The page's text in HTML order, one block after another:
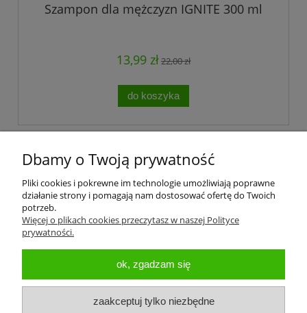
Szampon dla mężczyzn IGNITE 300 ml
13,99 zł22,00 zł
do koszyka
Pomoc
Koszty dostawy
Dbamy o Twoją prywatność
Pliki cookies i pokrewne im technologie umożliwiają poprawne
działanie strony i pomagają nam dostosować ofertę do Twoich
potrzeb.
Więcej o plikach cookies przeczytasz w naszej Polityce
prywatności.
ok, zgadzam się
zaakceptuj tylko niezbędne